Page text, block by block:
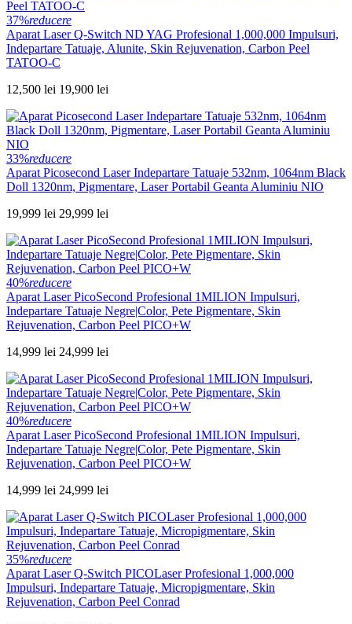
37%reducere
Aparat Laser Q-Switch ND YAG Profesional 1,000,000 Impulsuri,
Indepartare Tatuaje, Alunite, Skin Rejuvenation, Carbon Peel
TATOO-C
12,500 lei 19,900 lei
33%reducere
Aparat Picosecond Laser Indepartare Tatuaje 532nm, 1064nm Black
Doll 1320nm, Pigmentare, Laser Portabil Geanta Aluminiu NIO
19,999 lei 29,999 lei
40%reducere
Aparat Laser PicoSecond Profesional 1MILION Impulsuri,
Indepartare Tatuaje Negre|Color, Pete Pigmentare, Skin
Rejuvenation, Carbon Peel PICO+W
14,999 lei 24,999 lei
40%reducere
Aparat Laser PicoSecond Profesional 1MILION Impulsuri,
Indepartare Tatuaje Negre|Color, Pete Pigmentare, Skin
Rejuvenation, Carbon Peel PICO+W
14,999 lei 24,999 lei
35%reducere
Aparat Laser Q-Switch PICOLaser Profesional 1,000,000
Impulsuri, Indepartare Tatuaje, Micropigmentare, Skin
Rejuvenation, Carbon Peel Conrad